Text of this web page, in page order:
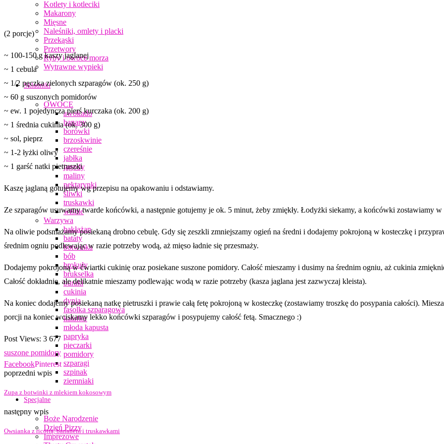
Kotlety i kotleciki
Makarony
Mięsne
Naleśniki, omlety i placki
Przekąski
Przetwory
Ryby i owoce morza
Wytrawne wypieki
Składniki
OWOCE
awokado
banany
borówki
brzoskwinie
czereśnie
jabłka
jagody
maliny
nektarynki
śliwki
truskawki
wiśnie
Warzywa
bakłażan
bataty
botwinka
bób
brokuły
brukselka
buraki
cukinia
dynia
fasolka szparagowa
kalafior
młoda kapusta
papryka
pieczarki
pomidory
szparagi
szpinak
ziemniaki
Specjalne
Boże Narodzenie
Dzień Pizzy
Imprezowe
(2 porcje)
~ 100-150 g kaszy jaglanej
~ 1 cebula
~ 1/2 pęczka zielonych szparagów (ok. 250 g)
~ 60 g suszonych pomidorów
~ ew. 1 pojedyncza pierś kurczaka (ok. 200 g)
~ 1 średnia cukinia (ok. 300 g)
~ sol, pieprz
~ 1-2 łyżki oliwy
~ 1 garść natki pietruszki
Kaszę jaglaną gotujemy wg przepisu na opakowaniu i odstawiamy.
Ze szparagów usuwamy twarde końcówki, a następnie gotujemy je ok. 5 minut, żeby zmiękły. Łodyżki siekamy, a końcówki zostawiamy w
Na oliwie podsmażamy posiekaną drobno cebulę. Gdy się zeszkli zmniejszamy ogień na średni i dodajemy pokrojoną w kosteczkę i
średnim ogniu podlewając w razie potrzeby wodą, aż mięso ładnie się przesmaży.
Dodajemy pokrojoną w ćwiartki cukinię oraz posiekane suszone pomidory. Całość mieszamy i dusimy na średnim ogniu, aż cukinia
Całość dokładnie, ale delikatnie mieszamy podlewając wodą w razie potrzeby (kasza jaglana jest zazwyczaj kleista).
Na koniec dodajemy posiekaną natkę pietruszki i prawie całą fetę pokrojoną w kosteczkę (zostawiamy troszkę do posypania całości).
porcji na koniec wciskamy lekko końcówki szparagów i posypujemy całość fetą. Smacznego :)
Post Views: 3 677
suszone pomidory
FacebookPinterest
poprzedni wpis
Zupa z botwinki z mlekiem kokosowym
następny wpis
Owsianka z ricottą, bananem i truskawkami